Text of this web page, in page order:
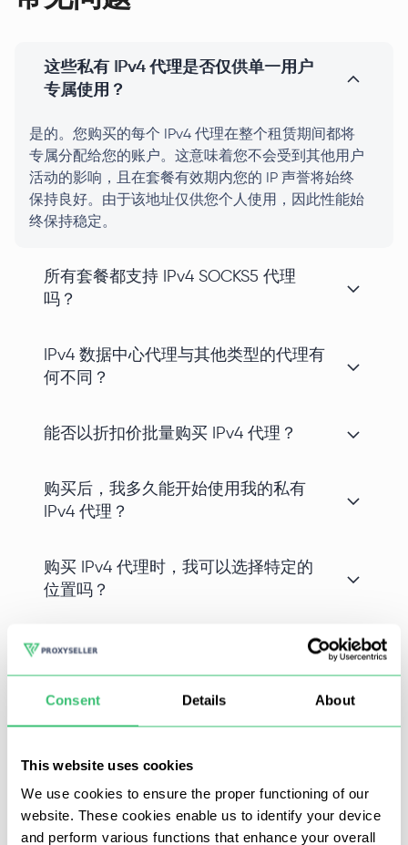
Consent Details About
This website uses cookies
We use cookies to ensure the proper functioning of our
website. These cookies enable us to identify your device
and perform various functions that enhance your overall
这些私有 IPv4 代理是否仅供单一用户
专属使用？
是的。您购买的每个 IPv4 代理在整个租赁期间都将
专属分配给您的账户。这意味着您不会受到其他用户
活动的影响，且在套餐有效期内您的 IP 声誉将始终
保持良好。由于该地址仅供您个人使用，因此性能始
终保持稳定。
所有套餐都支持 IPv4 SOCKS5 代理
吗？
IPv4 数据中心代理与其他类型的代理有
何不同？
能否以折扣价批量购买 IPv4 代理？
购买后，我多久能开始使用我的私有
IPv4 代理？
购买 IPv4 代理时，我可以选择特定的
位置吗？
个过程。